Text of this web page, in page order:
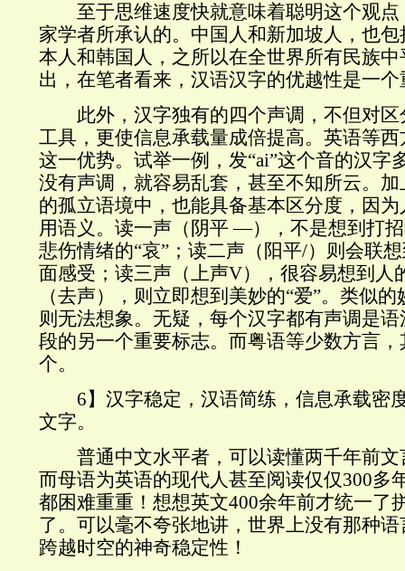
至于思维速度快就意味着聪明这个观点
家学者所承认的。中国人和新加坡人，也
本人和韩国人，之所以在全世界所有民族
出，在笔者看来，汉语汉字的优越性是一
此外，汉字独有的四个声调，不但对区
工具，更使信息承载量成倍提高。英语等
这一优势。试举一例，发“ai”这个音的汉字
没有声调，就容易乱套，甚至不知所云。
的孤立语境中，也能具备基本区分度，因
用语义。读一声（阴平 —），不是想到打
悲伤情绪的“哀”；读二声（阳平/）则会联
面感受；读三声（上声V），很容易想到人
（去声），则立即想到美妙的“爱”。类似
则无法想象。无疑，每个汉字都有声调是
段的另一个重要标志。而粤语等少数方言
个。
6】汉字稳定，汉语简练，信息承载密
文字。
普通中文水平者，可以读懂两千年前文
而母语为英语的现代人甚至阅读仅仅300多
都困难重重！想想英文400余年前才统一了
了。可以毫不夸张地讲，世界上没有那种
跨越时空的神奇稳定性！